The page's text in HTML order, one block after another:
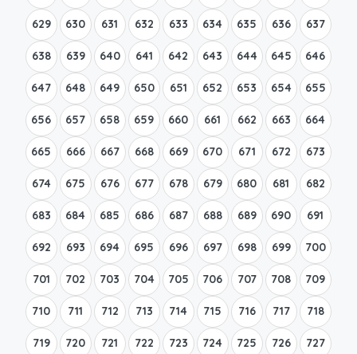
629 630 631 632 633 634 635 636 637
638 639 640 641 642 643 644 645 646
647 648 649 650 651 652 653 654 655
656 657 658 659 660 661 662 663 664
665 666 667 668 669 670 671 672 673
674 675 676 677 678 679 680 681 682
683 684 685 686 687 688 689 690 691
692 693 694 695 696 697 698 699 700
701 702 703 704 705 706 707 708 709
710 711 712 713 714 715 716 717 718
719 720 721 722 723 724 725 726 727